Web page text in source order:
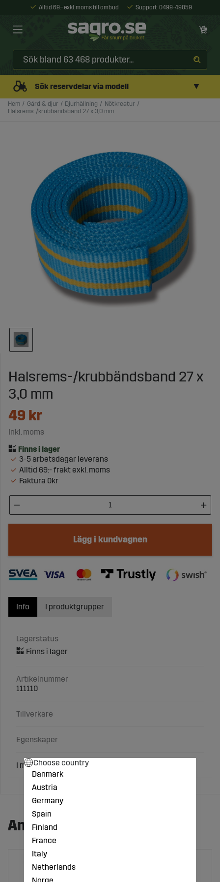
Alltid 69:- exkl. moms till ombud Support 0499-49059
Sök reservdelar via modell ▼
Hem Gård & djur Djurhållning
Nötkreatur
Halsrems-/krubbändsband 27 x 3,0 mm
Halsrems-/krubbändsband 27 x
3,0 mm
49 kr
Inkl. moms
3-5 arbetsdagar leverans
Alltid 69:- frakt exkl. moms
Faktura 0kr
Lägg i kundvagnen
Info
Lagerstatus
Artikelnummer
111110
Tillverkare
Egenskaper
I metervara(50m/rulle) 27x3,0 mm.
I produktgrupper
Andra köpte även:
Choose country
Danmark
Austria
Germany
Spain
Finland
France
Italy
Netherlands
Norge